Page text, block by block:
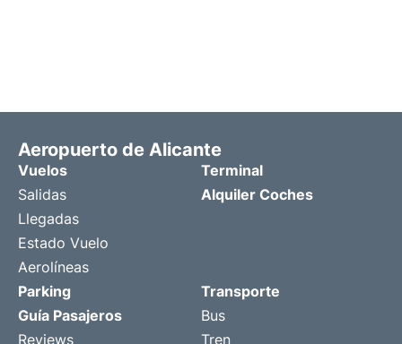
Aeropuerto de Alicante
Vuelos
Salidas
Llegadas
Estado Vuelo
Aerolíneas
Terminal
Alquiler Coches
Parking
Guía Pasajeros
Reviews
Transporte
Bus
Tren